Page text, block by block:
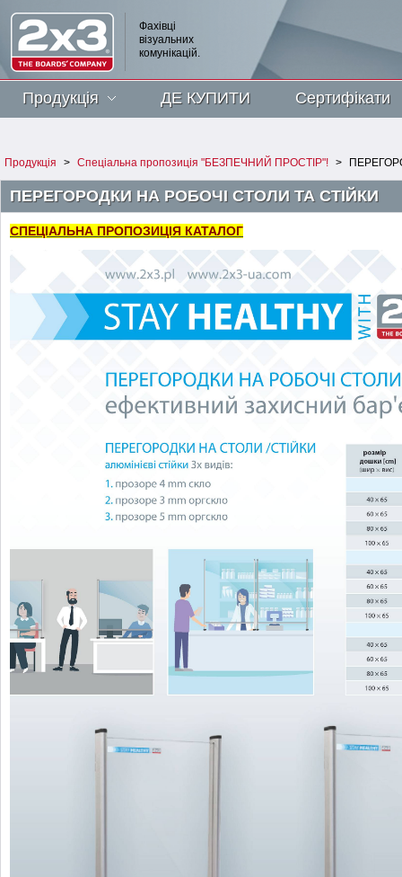
Фахівці
візуальних
комунікацій.
Продукція ДЕ КУПИТИ Сертифікати
Продукція > Спеціальна пропозиція "БЕЗПЕЧНИЙ ПРОСТІР"! >
ПЕРЕГОРОДКИ НА РОБОЧІ СТОЛИ ТА СТІЙКИ
СПЕЦІАЛЬНА ПРОПОЗИЦІЯ КАТАЛОГ